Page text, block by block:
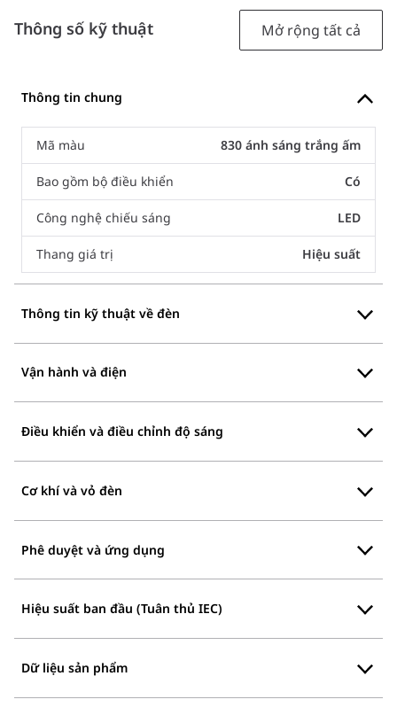
Thông số kỹ thuật Mở rộng tất cả
Thông tin chung
Mã màu 830 ánh sáng trắng ấm
Bao gồm bộ điều khiển Có
Công nghệ chiếu sáng LED
Thang giá trị Hiệu suất
Thông tin kỹ thuật về đèn
Vận hành và điện
Điều khiển và điều chỉnh độ sáng
Cơ khí và vỏ đèn
Phê duyệt và ứng dụng
Hiệu suất ban đầu (Tuân thủ IEC)
Dữ liệu sản phẩm